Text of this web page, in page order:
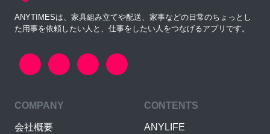
ANYTIMESは、家具組み立てや配送、家事などの日常のちょっとし
た用事を依頼したい人と、仕事をしたい人をつなげるアプリです。
COMPANY
会社概要
CONTENTS
ANYLIFE